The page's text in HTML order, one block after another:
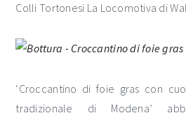
Colli Tortonesi La Locomotiva di
‘Croccantino di foie gras con
tradizionale di Modena’